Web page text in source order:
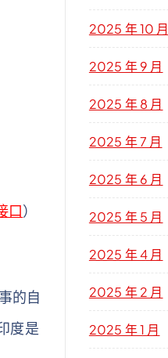
口）
的自
度是
2025 年 10 月
2025 年 9 月
2025 年 8 月
2025 年 7 月
2025 年 6 月
2025 年 5 月
2025 年 4 月
2025 年 2 月
2025 年 1 月